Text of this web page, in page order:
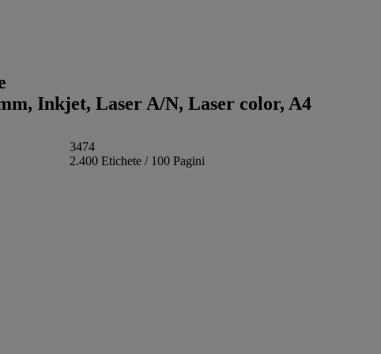
Inkjet, Laser A/N, Laser color, A4
3474
2.400 Etichete / 100 Pagini